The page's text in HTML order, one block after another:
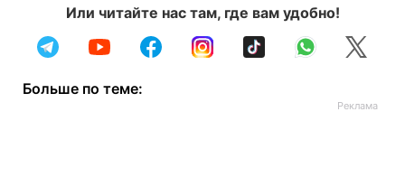
Или читайте нас там, где вам удобно!
Больше по теме: